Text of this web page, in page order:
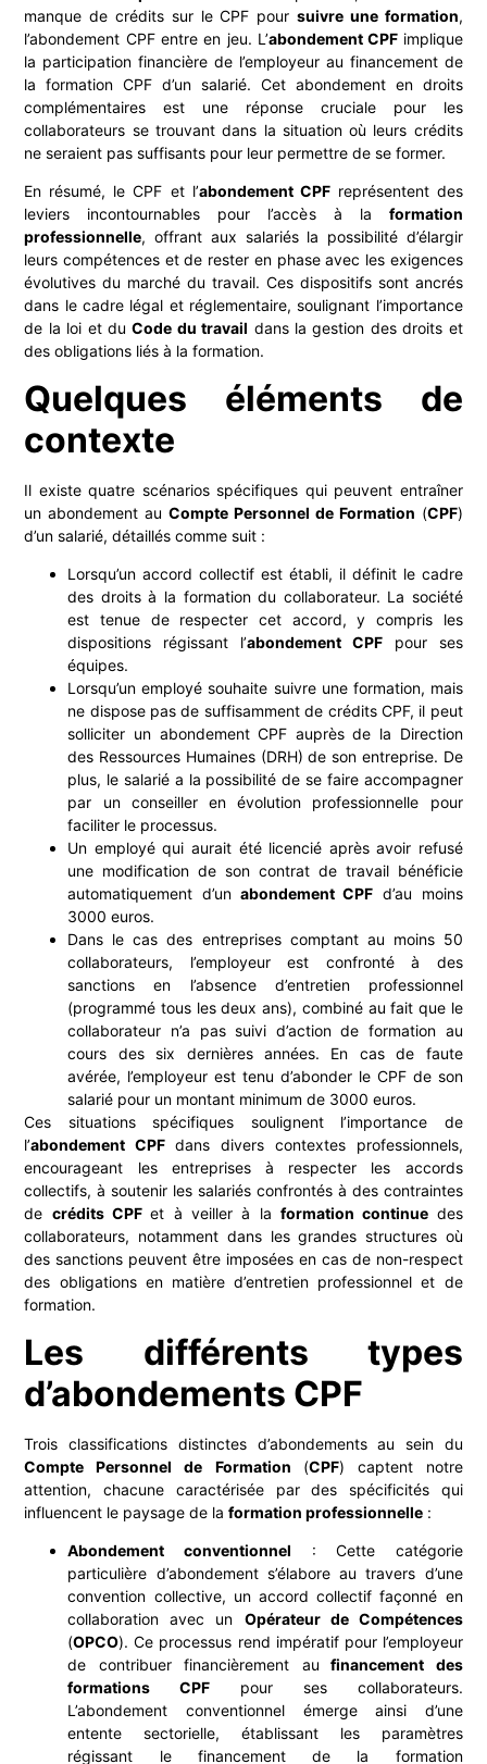
manque de crédits sur le CPF poursuivre une formation,
l’abondement CPF entre en jeu. L’abondement CPF implique
la participation financière de l’employeur au financement de
la formation CPF d’un salarié. Cet abondement en droits
complémentaires est une réponse cruciale pour les
collaborateurs se trouvant dans la situation où leurs crédits
ne seraient pas suffisants pour leur permettre de se former.
En résumé, le CPF et l’abondement CPFreprésentent des
leviers incontournables pour l’accès à la formation
professionnelle, offrant aux salariés la possibilité d’élargir
leurs compétences et de rester en phase avec les exigences
évolutives du marché du travail. Ces dispositifs sont ancrés
dans le cadre légal et réglementaire, soulignant l’importance
de la loi et duCode du travail dans la gestion des droits et
des obligations liés à la formation.
Quelques éléments de
contexte
Il existe quatre scénarios spécifiques qui peuvent entraîner
un abondement auCompte Personnel de Formation (CPF)
d’un salarié, détaillés comme suit :
Lorsqu’un accord collectif est établi, il définit le cadre
des droits à la formation du collaborateur. La société
est tenue de respecter cet accord, y compris les
dispositions régissant l’abondement CPFpour ses
équipes.
Lorsqu’un employé souhaite suivre une formation, mais
ne dispose pas de suffisamment de crédits CPF, il peut
solliciter un abondement CPF auprès de la Direction
des Ressources Humaines (DRH) de son entreprise. De
plus, le salarié a la possibilité de se faire accompagner
par un conseiller en évolution professionnelle pour
faciliter le processus.
Un employé qui aurait été licencié après avoir refusé
une modification de son contrat de travail bénéficie
automatiquement d’un abondement CPF d’au moins
3000 euros.
Dans le cas des entreprises comptant au moins 50
collaborateurs, l’employeur est confronté à des
sanctions en l’absence d’entretien professionnel
(programmé tous les deux ans), combiné au fait que le
collaborateur n’a pas suivi d’action de formation au
cours des six dernières années. En cas de faute
avérée, l’employeur est tenu d’abonder le CPF de son
salarié pour un montant minimum de 3000 euros.
Ces situations spécifiques soulignent l’importance de
l’abondement CPFdans divers contextes professionnels,
encourageant les entreprises à respecter les accords
collectifs, à soutenir les salariés confrontés à des contraintes
de crédits CPFet à veiller à la formation continue des
collaborateurs, notamment dans les grandes structures où
des sanctions peuvent être imposées en cas de non-respect
des obligations en matière d’entretien professionnel et de
formation.
Les différents types
d’abondements CPF
Trois classifications distinctes d’abondements au sein du
Compte Personnel de Formation (CPF) captent notre
attention, chacune caractérisée par des spécificités qui
influencent le paysage de laformation professionnelle :
Abondement conventionnel : Cette catégorie
particulière d’abondement s’élabore au travers d’une
convention collective, un accord collectif façonné en
collaboration avec un Opérateur de Compétences
(OPCO). Ce processus rend impératif pour l’employeur
de contribuer financièrement au financement des
formations CPF pour ses collaborateurs.
L’abondement conventionnel émerge ainsi d’une
entente sectorielle, établissant les paramètres
régissant le financement de la formation